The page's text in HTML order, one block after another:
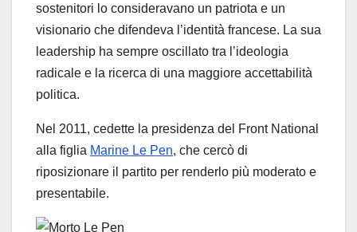
sostenitori lo consideravano un patriota e un
visionario che difendeva l’identità francese. La sua
leadership ha sempre oscillato tra l’ideologia
radicale e la ricerca di una maggiore accettabilità
politica.
Nel 2011, cedette la presidenza del Front National
alla figlia Marine Le Pen, che cercò di
riposizionare il partito per renderlo più moderato e
presentabile.